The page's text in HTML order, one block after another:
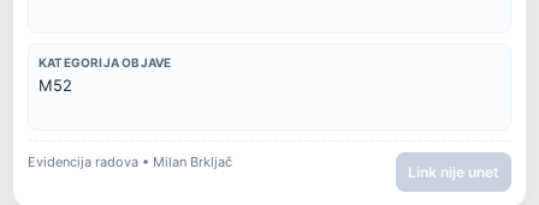
KATEGORIJA OBJAVE
M52
Evidencija radova • Milan Brkljač
Link nije unet